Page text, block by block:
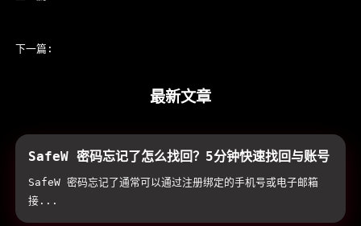
下一篇:
最新文章
SafeW 密码忘记了怎么找回？5分钟快速找回与账号
重置指南
SafeW 密码忘记了通常可以通过注册绑定的手机号或电子邮箱
接...